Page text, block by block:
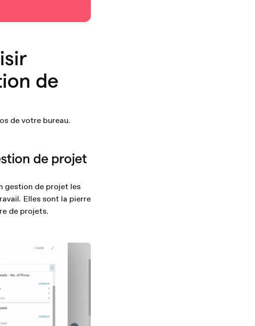
de
de votre bureau.
de projet
gestion de projet les
Elles sont la pierre
de projets.